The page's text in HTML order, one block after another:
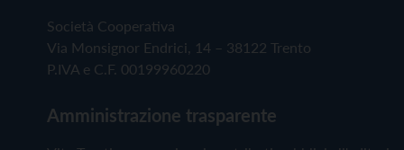
Società Cooperativa
Via Monsignor Endrici, 14 – 38122 Trento
P.IVA e C.F. 00199960220
Amministrazione trasparente